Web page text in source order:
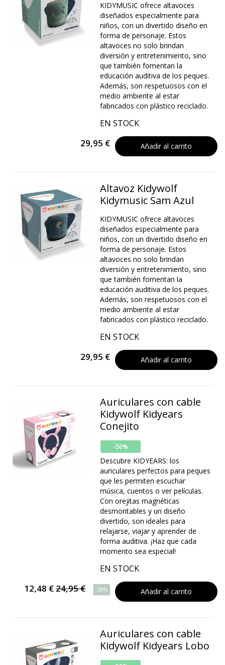
KIDYMUSIC ofrece altavoces
diseñados especialmente para
niños, con un divertido diseño en
forma de personaje. Estos
altavoces no solo brindan
diversión y entretenimiento, sino
que también fomentan la
educación auditiva de los peques.
Además, son respetuosos con el
medio ambiente al estar
fabricados con plástico reciclado.
EN STOCK
29,95 € Añadir al carrito
Altavoz Kidywolf
Kidymusic Sam Azul
KIDYMUSIC ofrece altavoces
diseñados especialmente para
niños, con un divertido diseño en
forma de personaje. Estos
altavoces no solo brindan
diversión y entretenimiento, sino
que también fomentan la
educación auditiva de los peques.
Además, son respetuosos con el
medio ambiente al estar
fabricados con plástico reciclado.
EN STOCK
29,95 € Añadir al carrito
Auriculares con cable
Kidywolf Kidyears
Conejito
-50%
Descubre KIDYEARS: los
auriculares perfectos para peques
que les permiten escuchar
música, cuentos o ver películas.
Con orejitas magnéticas
desmontables y un diseño
divertido, son ideales para
relajarse, viajar y aprender de
forma auditiva. ¡Haz que cada
momento sea especial!
EN STOCK
12,48 €24,95 € -50% Añadir al carrito
Auriculares con cable
Kidywolf Kidyears Lobo